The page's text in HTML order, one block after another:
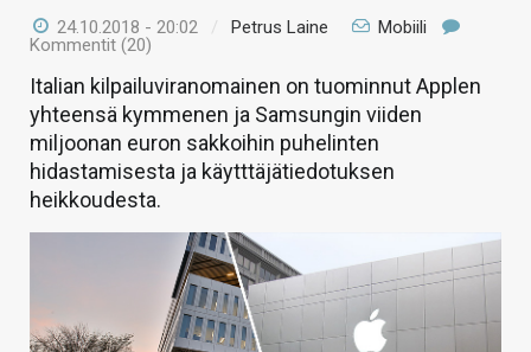
24.10.2018 - 20:02 / Petrus Laine
Mobiili
Kommentit (20)
Italian kilpailuviranomainen on tuominnut Applen
yhteensä kymmenen ja Samsungin viiden
miljoonan euron sakkoihin puhelinten
hidastamisesta ja käytttäjätiedotuksen
heikkoudesta.